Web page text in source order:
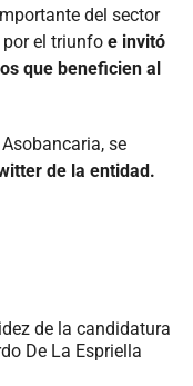
del sector
el triunfo e invitó
que beneficien al
se
de la entidad.
de la candidatura
De La Espriella